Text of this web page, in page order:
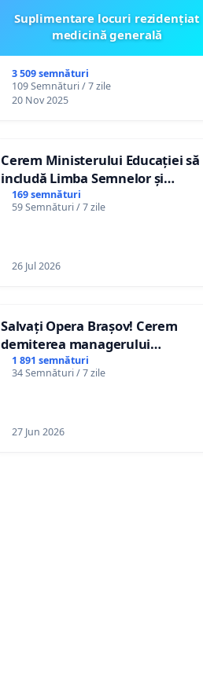
Suplimentare locuri rezidențiat
medicină generală
3 509 semnături
109 Semnături / 7 zile
20 Nov 2025
Cerem Ministerului Educației să
includă Limba Semnelor și
alfabetul Braille în școlile din
Republica Moldova!
169 semnături
59 Semnături / 7 zile
26 Jul 2026
Salvați Opera Brașov! Cerem
demiterea managerului
interimar, Petrean Lucian-Marius!
1 891 semnături
34 Semnături / 7 zile
27 Jun 2026